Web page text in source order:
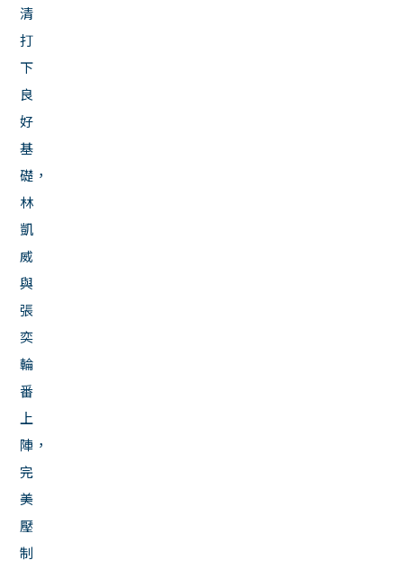
清
打
下
良
好
基
礎，
林
凱
威
與
張
奕
輪
番
上
陣，
完
美
壓
制